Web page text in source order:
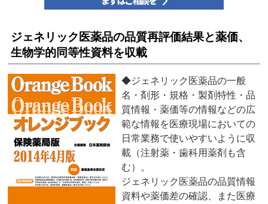
ジェネリック医薬品の品質再評価結果と薬価、
生物学的同等性資料を収載
◆ジェネリック医薬品の一般
名・剤形・規格・製剤特性・品
質情報・薬価等の情報などの広
範な情報を医療現場においての
日常業務で使いやすいように収
載（注射薬・歯科用薬剤も含
む）。
ジェネリック医薬品の品質情報
資料や薬価差の確認、また医療